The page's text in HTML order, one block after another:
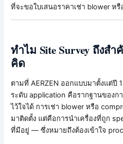
ที่จะขอใบเสนอราคาเช่า blower ห
ทำไม Site Survey ถึงส
คิด
ตามที่ AERZEN ออกแบบมาตั้งแต่ปี
ระดับ application คือรากฐานของก
ไว้ใจได้ การเช่า blower หรือ
มาติดตั้ง แต่คือการนำเครื่องที่ถูก
ที่มีอยู่ — ซึ่งหมายถึงต้องเข้าใจ